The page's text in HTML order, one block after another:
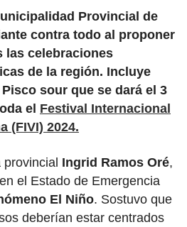
Provincial de
contra todo al proponer
las celebraciones
de la región. Incluye
sour que se dará el 3
el Festival Internacional
(FIVI) 2024.
Ingrid Ramos Oré,
el Estado de Emergencia
El Niño. Sostuvo que
deberían estar centrados